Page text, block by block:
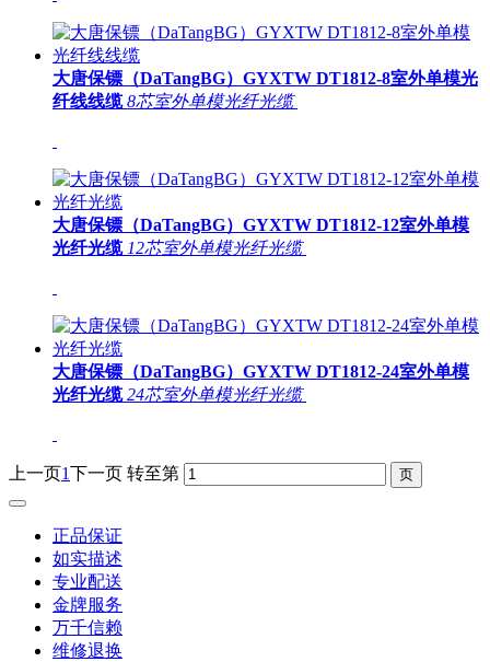
大唐保镖（DaTangBG）GYXTW DT1812-8室外单模光
纤线线缆 8芯室外单模光纤光缆
大唐保镖（DaTangBG）GYXTW DT1812-12室外单模
光纤光缆 12芯室外单模光纤光缆
大唐保镖（DaTangBG）GYXTW DT1812-24室外单模
光纤光缆 24芯室外单模光纤光缆
上一页1下一页 转至第
正品保证
如实描述
专业配送
金牌服务
万千信赖
维修退换